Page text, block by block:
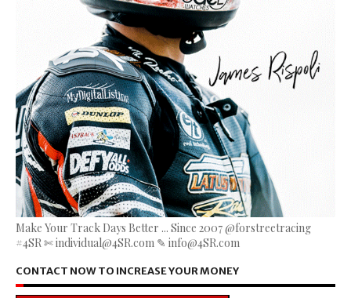
Make Your Track Days Better ... Since 2007 @forstreetracing
#4SR ✄ individual@4SR.com ✎ info@4SR.com
CONTACT NOW TO INCREASE YOUR MONEY